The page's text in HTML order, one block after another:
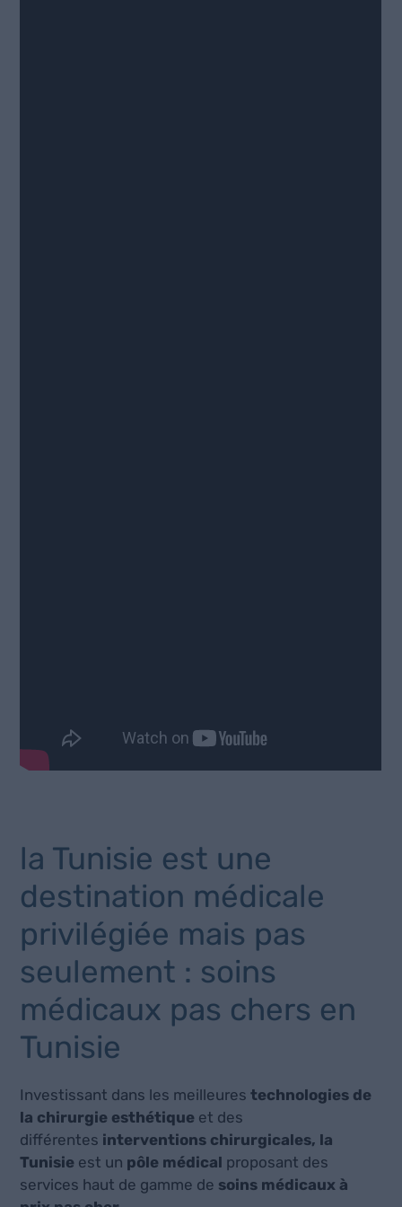
la Tunisie est une
destination médicale
privilégiée mais pas
seulement : soins
médicaux pas chers en
Tunisie
Investissant dans les meilleures technologies de
la chirurgie esthétique et des
différentes interventions chirurgicales, la
Tunisie est un pôle médical proposant des
services haut de gamme de soins médicaux à